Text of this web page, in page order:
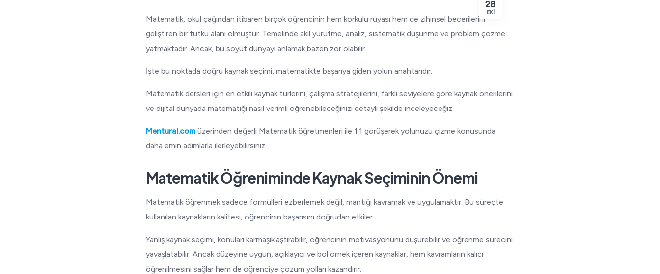
28
EKI
Matematik, okul çağından itibaren birçok öğrencinin hem korkulu rüyası hem de zihinsel becerilerini
geliştiren bir tutku alanı olmuştur. Temelinde akıl yürütme, analiz, sistematik düşünme ve problem çözme
yatmaktadır. Ancak, bu soyut dünyayı anlamak bazen zor olabilir.
İşte bu noktada doğru kaynak seçimi, matematikte başarıya giden yolun anahtarıdır.
Matematik dersleri için en etkili kaynak türlerini, çalışma stratejilerini, farklı seviyelere göre kaynak önerilerini
ve dijital dünyada matematiği nasıl verimli öğrenebileceğinizi detaylı şekilde inceleyeceğiz.
Mentural.comüzerinden değerli Matematik öğretmenleri ile 1:1 görüşerek yolunuzu çizme konusunda
daha emin adımlarla ilerleyebilirsiniz.
Matematik Öğreniminde Kaynak Seçiminin Önemi
Matematik öğrenmek sadece formülleri ezberlemek değil, mantığı kavramak ve uygulamaktır. Bu süreçte
kullanılan kaynakların kalitesi, öğrencinin başarısını doğrudan etkiler.
Yanlış kaynak seçimi, konuları karmaşıklaştırabilir, öğrencinin motivasyonunu düşürebilir ve öğrenme sürecini
yavaşlatabilir. Ancak düzeyine uygun, açıklayıcı ve bol örnek içeren kaynaklar, hem kavramların kalıcı
öğrenilmesini sağlar hem de öğrenciye çözüm yolları kazandırır.